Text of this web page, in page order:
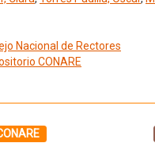
Nacional de Rectores
CONARE